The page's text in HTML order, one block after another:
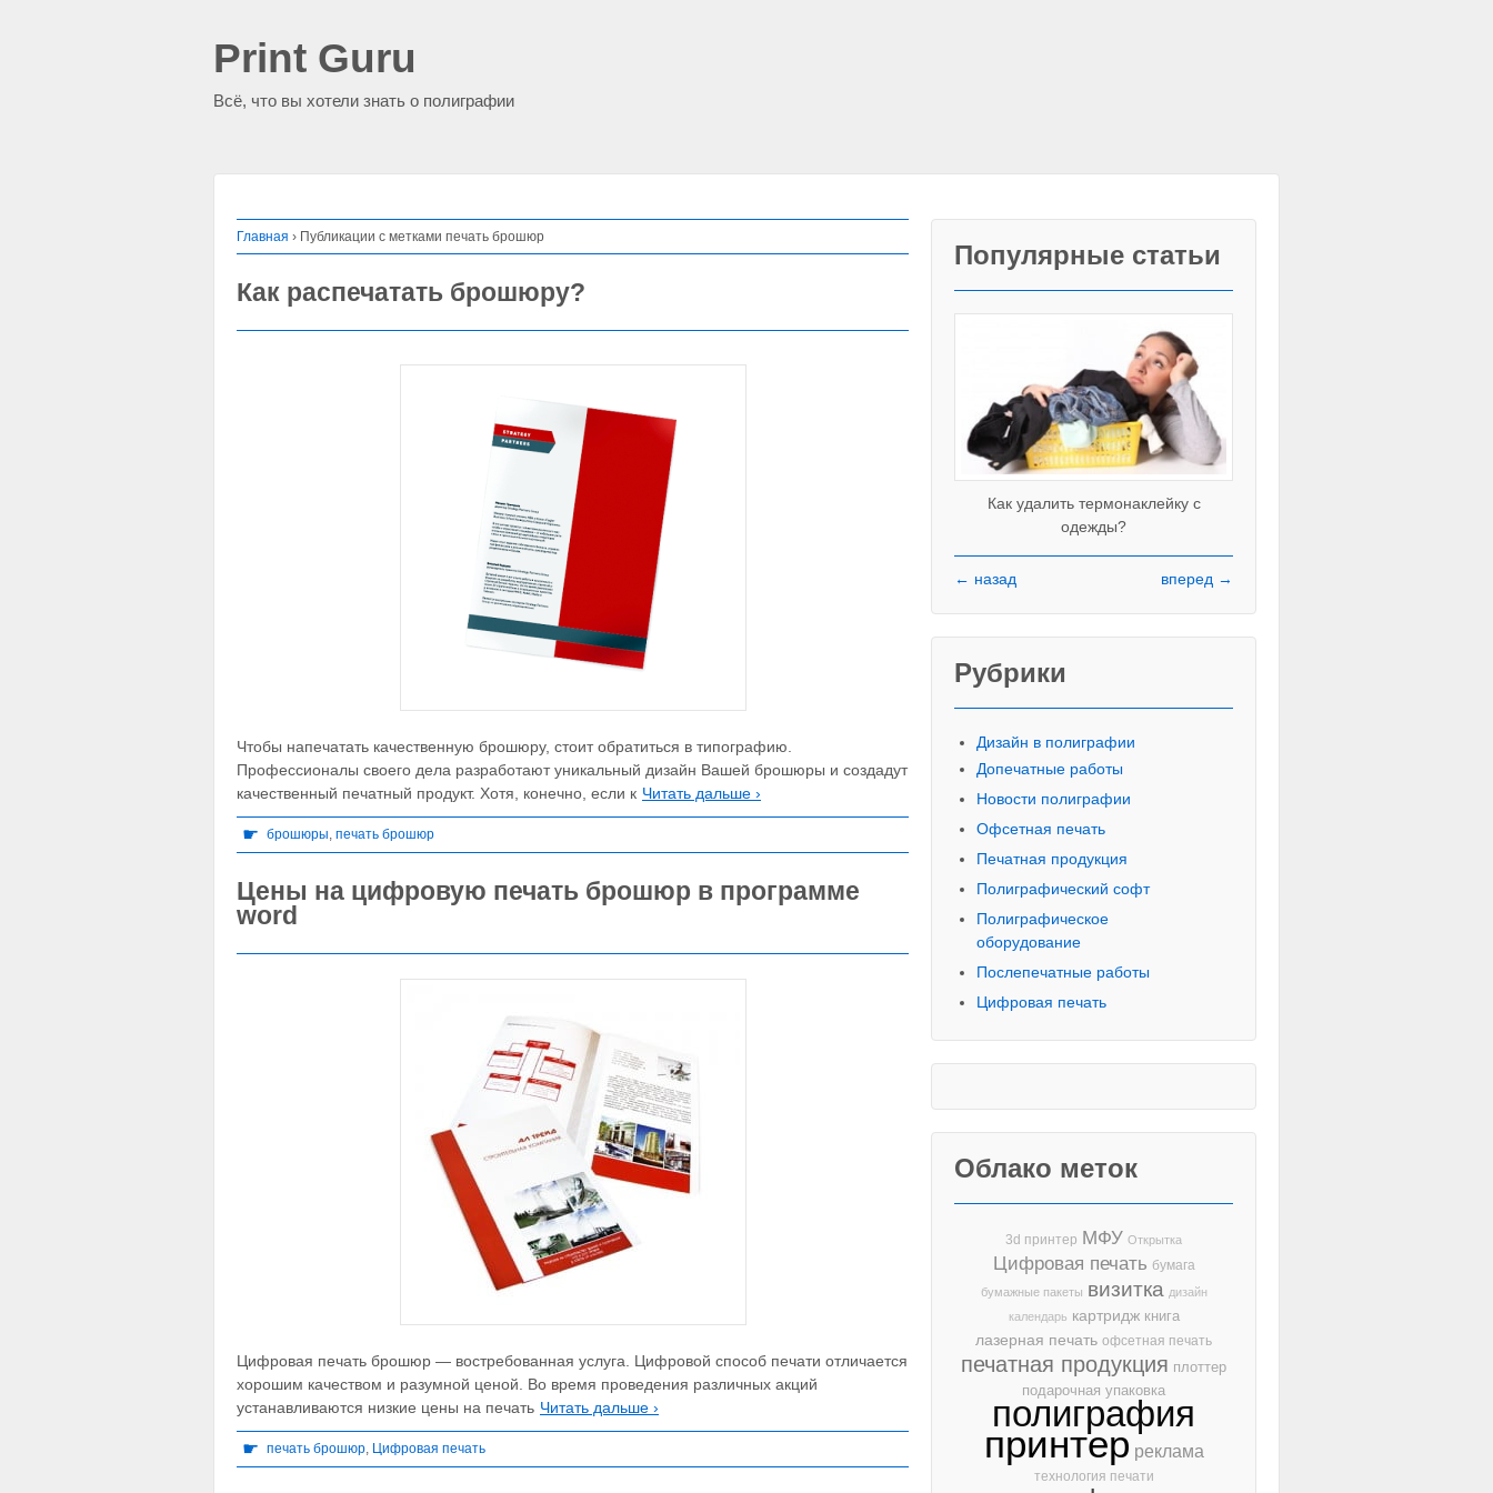
Print Guru
Всё, что вы хотели знать о полиграфии
Главная › Публикации с метками печать брошюр
Как распечатать брошюру?
Чтобы напечатать качественную брошюру, стоит обратиться в типографию.
Профессионалы своего дела разработают уникальный дизайн Вашей брошюры и создадут
качественный печатный продукт. Хотя, конечно, если к Читать дальше ›
☛ брошюры, печать брошюр
Цены на цифровую печать брошюр в программе
word
Цифровая печать брошюр — востребованная услуга. Цифровой способ печати отличается
хорошим качеством и разумной ценой. Во время проведения различных акций
устанавливаются низкие цены на печать Читать дальше ›
☛ печать брошюр, Цифровая печать
Популярные статьи
Как удалить термонаклейку с
одежды?
Красивые печатные буквы
← назад вперед →
Рубрики
Дизайн в полиграфии
Допечатные работы
Новости полиграфии
Офсетная печать
Печатная продукция
Полиграфический софт
Полиграфическое
оборудование
Послепечатные работы
Цифровая печать
Облако меток
3d принтер МФУ Открытка
Цифровая печать бумага
бумажные пакеты визитка дизайн
календарь картридж книга
лазерная печать офсетная печать
печатная продукция плоттер
подарочная упаковка
полиграфия
принтер реклама
технология печати